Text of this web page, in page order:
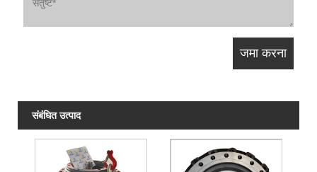
संबंधित उत्पाद